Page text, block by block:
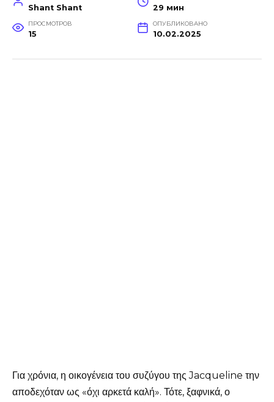
Shant Shant 29 мин
ПРОСМОТРОВ
15
ОПУБЛИКОВАНО
10.02.2025
Για χρόνια, η οικογένεια του συζύγου της Jacqueline την
αποδεχόταν ως «όχι αρκετά καλή». Τότε, ξαφνικά, ο